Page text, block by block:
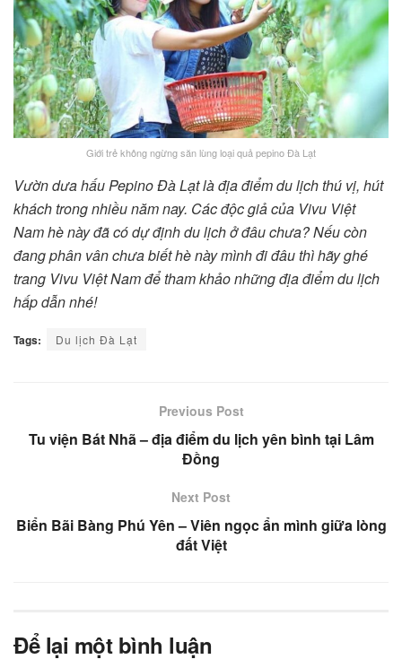
Giới trẻ không ngừng săn lùng loại quả pepino Đà Lạt
Vườn dưa hấu Pepino Đà Lạt là địa điểm du lịch thú vị, hút
khách trong nhiều năm nay. Các độc giả của Vivu Việt
Nam hè này đã có dự định du lịch ở đâu chưa? Nếu còn
đang phân vân chưa biết hè này mình đi đâu thì hãy ghé
trang Vivu Việt Nam để tham khảo những địa điểm du lịch
hấp dẫn nhé!
Tags: Du lịch Đà Lạt
Previous Post
Tu viện Bát Nhã – địa điểm du lịch yên bình tại Lâm
Đồng
Next Post
Biển Bãi Bàng Phú Yên – Viên ngọc ẩn mình giữa lòng
đất Việt
Để lại một bình luận